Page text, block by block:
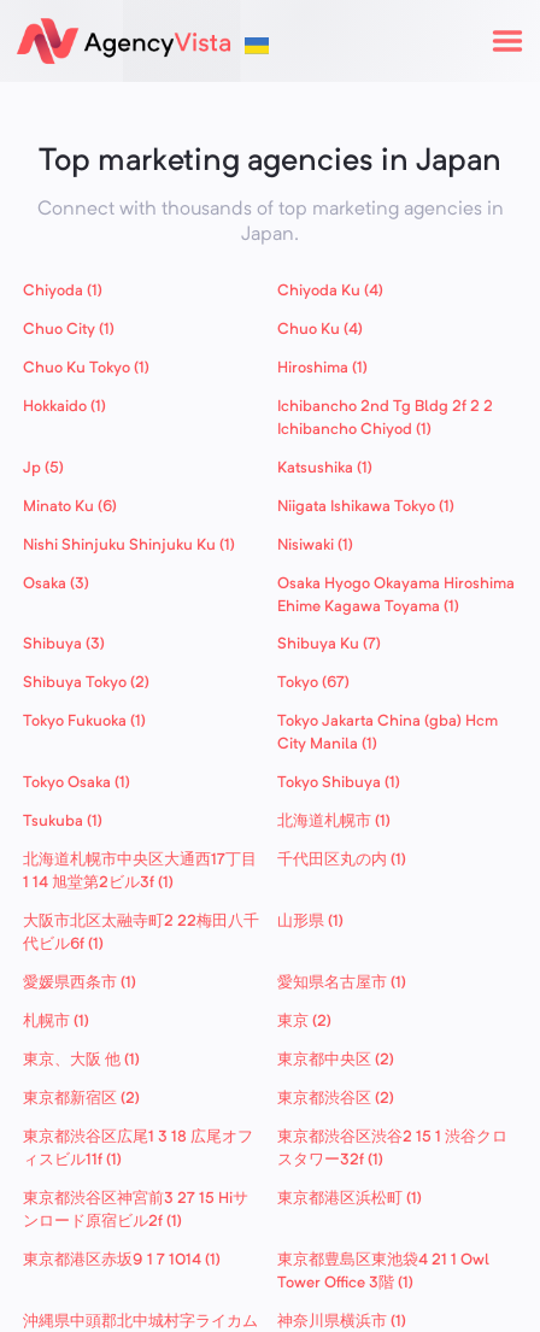
Top marketing agencies in Japan
Connect with thousands of top marketing agencies in
Japan.
Chiyoda (1) Chiyoda Ku (4)
Chuo City (1) Chuo Ku (4)
Chuo Ku Tokyo (1) Hiroshima (1)
Hokkaido (1)
Ichibancho 2nd Tg Bldg 2f 2 2
Ichibancho Chiyod (1)
Jp (5) Katsushika (1)
Minato Ku (6) Niigata Ishikawa Tokyo (1)
Nishi Shinjuku Shinjuku Ku (1) Nisiwaki (1)
Osaka (3)
Osaka Hyogo Okayama Hiroshima
Ehime Kagawa Toyama (1)
Shibuya (3) Shibuya Ku (7)
Shibuya Tokyo (2) Tokyo (67)
Tokyo Fukuoka (1)
Tokyo Jakarta China (gba) Hcm
City Manila (1)
Tokyo Osaka (1) Tokyo Shibuya (1)
Tsukuba (1) 北海道札幌市 (1)
北海道札幌市中央区大通西17丁目
1 14 旭堂第2ビル3f (1)
千代田区丸の内 (1)
大阪市北区太融寺町2 22梅田八千
代ビル6f (1)
山形県 (1)
愛媛県西条市 (1) 愛知県名古屋市 (1)
札幌市 (1) 東京 (2)
東京、大阪 他 (1) 東京都中央区 (2)
東京都新宿区 (2) 東京都渋谷区 (2)
東京都渋谷区広尾1 3 18 広尾オフ
ィスビル11f (1)
東京都渋谷区渋谷2 15 1 渋谷クロ
スタワー32f (1)
東京都渋谷区神宮前3 27 15 Hiサ
ンロード原宿ビル2f (1)
東京都港区浜松町 (1)
東京都港区赤坂9 1 7 1014 (1)
東京都豊島区東池袋4 21 1 Owl
Tower Office 3階 (1)
沖縄県中頭郡北中城村字ライカム
神奈川県横浜市 (1)